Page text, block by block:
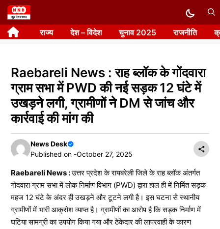
Skip
to
content राज्य देश – विदेश चुनाव 2025 राजनीति
Raebareli News : राह ब्लॉक के गोंदवारा
ग्राम सभा में PWD की नई सड़क 12 घंटे में
उखड़ने लगी, ग्रामीणों ने DM से जांच और
कार्रवाई की मांग की
News Desk
Published on -October 27, 2025
Raebareli News :उत्तर प्रदेश के रायबरेली जिले के राह ब्लॉक अंतर्गत
गोंदवारा ग्राम सभा में लोक निर्माण विभाग (PWD) द्वारा हाल ही में निर्मित सड़क
महज 12 घंटे के अंदर ही उखड़ने और टूटने लगी है। इस घटना से स्थानीय
ग्रामीणों में भारी आक्रोश व्याप्त है। ग्रामीणों का आरोप है कि सड़क निर्माण में
घटिया सामग्री का उपयोग किया गया और ठेकेदार की लापरवाही के कारण